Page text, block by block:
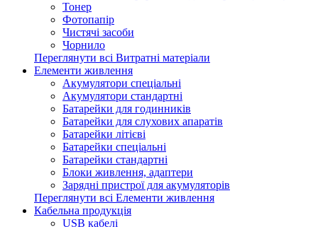
Тонер
Фотопапір
Чистячі засоби
Чорнило
Переглянути всі Витратні матеріали
Елементи живлення
Акумулятори спеціальні
Акумулятори стандартні
Батарейки для годинників
Батарейки для слухових апаратів
Батарейки літієві
Батарейки спеціальні
Батарейки стандартні
Блоки живлення, адаптери
Зарядні пристрої для акумуляторів
Переглянути всі Елементи живлення
Кабельна продукція
USB кабелі